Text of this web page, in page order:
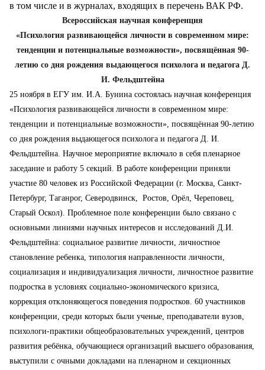
в том числе и в журналах, входящих в перечень ВАК РФ.
Всероссийская научная конференция
«Психология развивающейся личности в современном мире:
тенденции и потенциальные возможности», посвящённая 90-
летию со дня рождения выдающегося психолога и педагога Д.
И. Фельдштейна
25 ноября в ЕГУ им. И.А. Бунина состоялась научная конференция
«Психология развивающейся личности в современном мире:
тенденции и потенциальные возможности», посвящённая 90-летию
со дня рождения выдающегося психолога и педагога Д. И.
Фельдштейна. Научное мероприятие включало в себя пленарное
заседание и работу 5 секций. В работе конференции приняли
участие 80 человек из Российской Федерации (г. Москва, Санкт-
Петербург, Таганрог, Северодвинск, Ростов, Орёл, Череповец,
Старый Оскол). Проблемное поле конференции было связано с
основными линиями научных интересов и исследований Д.И.
Фельдштейна: социальное развитие личности, личностное
становление ребенка, типология направленности личности,
социализация и индивидуализация личности, личностное развитие
подростка в условиях социально-экономического кризиса,
коррекция отклоняющегося поведения подростков. 60 участников
конференции, среди которых были ученые, преподаватели вузов,
психологи-практики общеобразовательных учреждений, центров
развития ребёнка, обучающиеся организаций высшего образования,
выступили с очными докладами на пленарном и секционных